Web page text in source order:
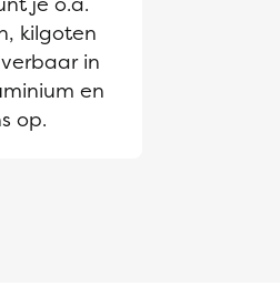
kilgoten
in
en
op.